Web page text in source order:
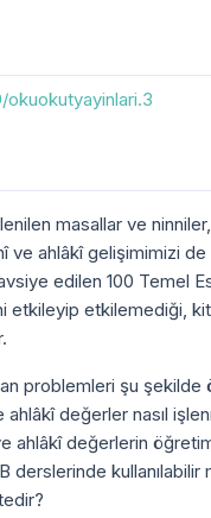
masallar ve
ve ahlâkî gelişimimizi
edilen 100 Temel
etkileyip etkilemediği,
problemleri şu
değerler nasıl
ahlâkî değerlerin
derslerinde